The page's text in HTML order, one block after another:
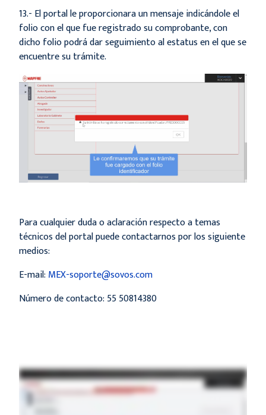
13.- El portal le proporcionara un mensaje indicándole el
folio con el que fue registrado su comprobante, con
dicho folio podrá dar seguimiento al estatus en el que se
encuentre su trámite.
Para cualquier duda o aclaración respecto a temas
técnicos del portal puede contactarnos por los siguiente
medios:
E-mail: MEX-soporte@sovos.com
Número de contacto: 55 50814380